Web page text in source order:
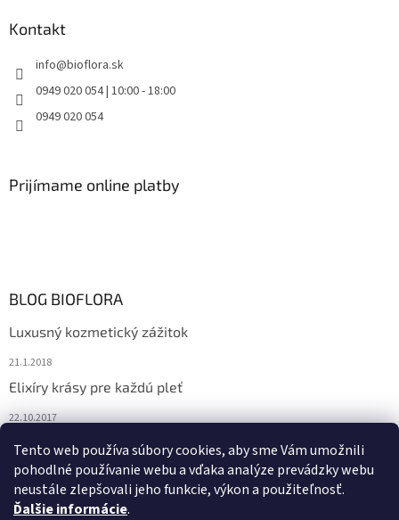
Tento web používa súbory cookies, aby sme Vám umožnili
pohodlné používanie webu a vďaka analýze prevádzky webu
neustále zlepšovali jeho funkcie, výkon a použiteľnosť.
Ďalšie informácie.
Kontakt
info@bioflora.sk
0949 020 054 | 10:00 - 18:00
0949 020 054
Prijímame online platby
BLOG BIOFLORA
Luxusný kozmetický zážitok
21.1.2018
Elixíry krásy pre každú pleť
22.10.2017
Spoznajte prírodnú kozmetiku Sante
10.10.2017